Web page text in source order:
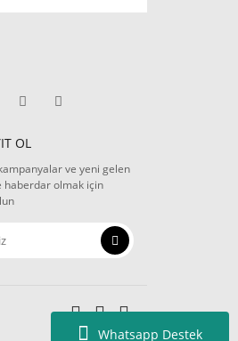
Whatsapp Destek
OL
ve yeni gelen
haberdar olmak için